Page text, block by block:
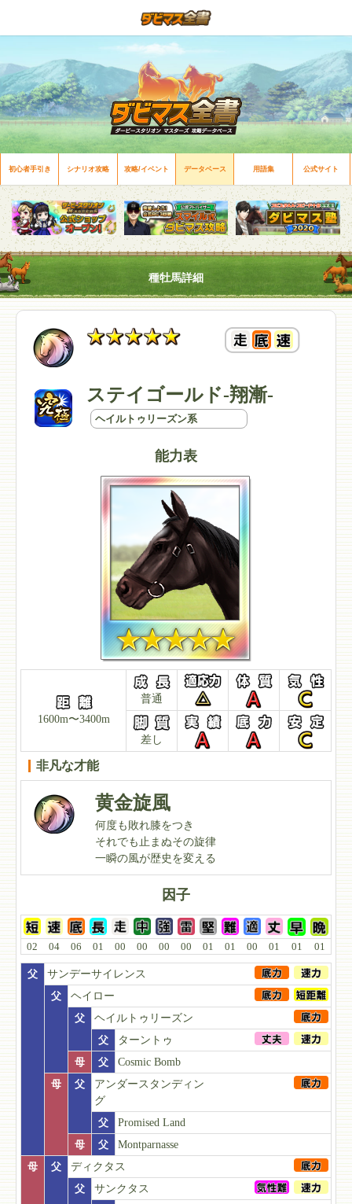
初心者手引き シナリオ攻略 攻略/イベント データベース 用語集 公式サイト
種牡馬詳細
ステイゴールド-翔漸-
ヘイルトゥリーズン系
能力表
1600m〜3400m
普通
差し
非凡な才能
黄金旋風
何度も敗れ膝をつき
それでも止まぬその旋律
一瞬の風が歴史を変える
因子
02 04 06 01 00 00 00 00 01 01 00 01 01 01
父
サンデーサイレンス
父
ヘイロー
父
ヘイルトゥリーズン
父
ターントゥ
母
父
Cosmic Bomb
母
父
アンダースタンディン
グ
父
Promised Land
母
父
Montparnasse
母
父
ディクタス
父
サンクタス